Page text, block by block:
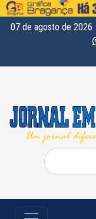
07 de agosto de 2026
Pesquisar
por: